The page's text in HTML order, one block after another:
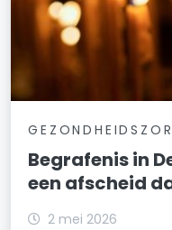
Begrafenis in
een afscheid
2 mei 2026